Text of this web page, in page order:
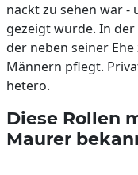
nackt zu sehen war -
gezeigt wurde. In
der neben seiner
Männern pflegt.
hetero.
Diese Rollen
Maurer